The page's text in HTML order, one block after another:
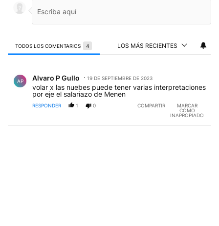
TODOS LOS COMENTARIOS 4 LOS MÁS RECIENTES
AP Alvaro P Gullo 19 DE SEPTIEMBRE DE 2023
volar x las nuebes puede tener varias interpretaciones
por eje el salariazo de Menen
RESPONDER 1 0 COMPARTIR
MARCAR
COMO
INAPROPIADO